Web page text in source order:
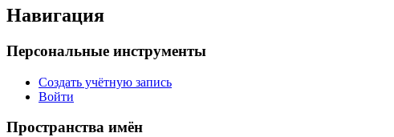
Навигация
Персональные инструменты
Создать учётную запись
Войти
Пространства имён